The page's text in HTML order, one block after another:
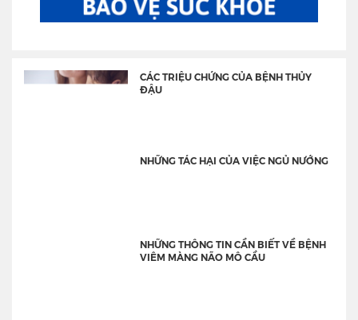
CÁC TRIỆU CHỨNG CỦA BỆNH THỦY
ĐẬU
NHỮNG TÁC HẠI CỦA VIỆC NGỦ NƯỚNG
NHỮNG THÔNG TIN CẦN BIẾT VỀ BỆNH
VIÊM MÀNG NÃO MÔ CẦU